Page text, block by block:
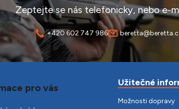
Zeptejte se nás telefonicky, nebo e-
+420 602 747 986
pro vás Užitečné
Možnosti dopravy